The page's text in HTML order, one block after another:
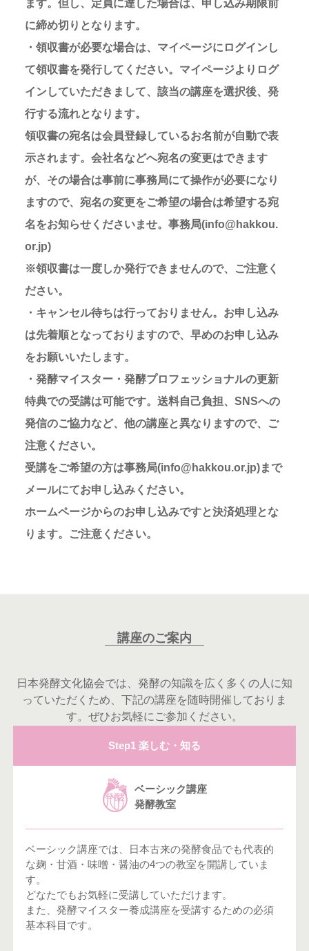
ます。但し、定員に達した場合は、申し込み期限前
に締め切りとなります。
・領収書が必要な場合は、マイページにログインし
て領収書を発行してください。マイページよりログ
インしていただきまして、該当の講座を選択後、発
行する流れとなります。
領収書の宛名は会員登録しているお名前が自動で表
示されます。会社名などへ宛名の変更はできます
が、その場合は事前に事務局にて操作が必要になり
ますので、宛名の変更をご希望の場合は希望する宛
名をお知らせくださいませ。事務局(info@hakkou.
or.jp)
※領収書は一度しか発行できませんので、ご注意く
ださい。
・キャンセル待ちは行っておりません。お申し込み
は先着順となっておりますので、早めのお申し込み
をお願いいたします。
・発酵マイスター・発酵プロフェッショナルの更新
特典での受講は可能です。送料自己負担、SNSへの
発信のご協力など、他の講座と異なりますので、ご
注意ください。
受講をご希望の方は事務局(info@hakkou.or.jp)まで
メールにてお申し込みください。
ホームページからのお申し込みですと決済処理とな
ります。ご注意ください。
講座のご案内
日本発酵文化協会では、発酵の知識を広く多くの人に知
っていただくため、下記の講座を随時開催しておりま
す。ぜひお気軽にご参加ください。
Step1 楽しむ・知る
ベーシック講座
発酵教室
ベーシック講座では、日本古来の発酵食品でも代表的
な麹・甘酒・味噌・醤油の4つの教室を開講していま
す。
どなたでもお気軽に受講していただけます。
また、発酵マイスター養成講座を受講するための必須
基本科目です。